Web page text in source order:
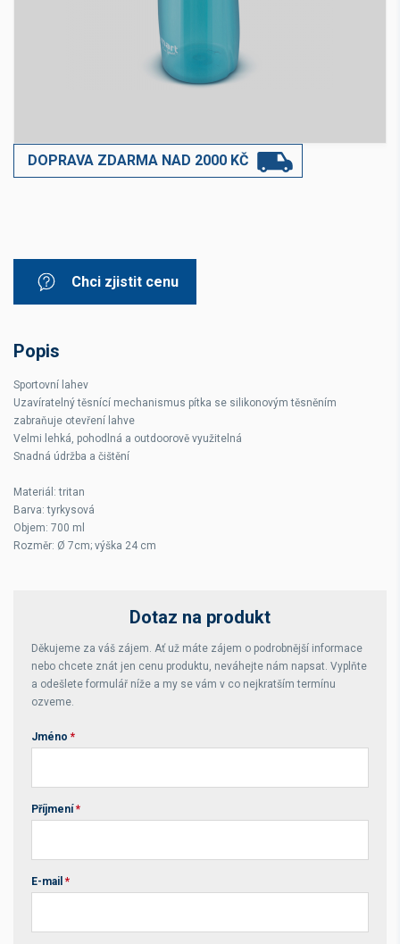
DOPRAVA ZDARMA NAD 2000 KČ
Chci zjistit cenu
Popis
Sportovní lahev
Uzavíratelný těsnící mechanismus pítka se silikonovým těsněním
zabraňuje otevření lahve
Velmi lehká, pohodlná a outdoorově využitelná
Snadná údržba a čištění
Materiál: tritan
Barva: tyrkysová
Objem: 700 ml
Rozměr: Ø 7cm; výška 24 cm
Dotaz na produkt
Děkujeme za váš zájem. Ať už máte zájem o podrobnější informace
nebo chcete znát jen cenu produktu, neváhejte nám napsat. Vyplňte
a odešlete formulář níže a my se vám v co nejkratším termínu
ozveme.
Jméno *
Příjmení *
E-mail *